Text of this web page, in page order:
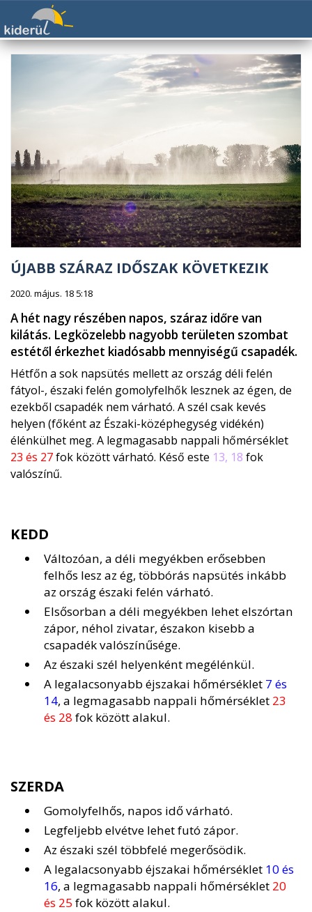
ÚJABB SZÁRAZ IDŐSZAK KÖVETKEZIK
2020. május. 18 5:18
A hét nagy részében napos, száraz időre van
kilátás. Legközelebb nagyobb területen szombat
estétől érkezhet kiadósabb mennyiségű csapadék.
Hétfőn a sok napsütés mellett az ország déli felén
fátyol-, északi felén gomolyfelhők lesznek az égen, de
ezekből csapadék nem várható. A szél csak kevés
helyen (főként az Északi-középhegység vidékén)
élénkülhet meg. A legmagasabb nappali hőmérséklet
23 és 27fok között várható. Késő este 13, 18 fok
valószínű.
KEDD
Változóan, a déli megyékben erősebben
felhős lesz az ég, többórás napsütés inkább
az ország északi felén várható.
Elsősorban a déli megyékben lehet elszórtan
zápor, néhol zivatar, északon kisebb a
csapadék valószínűsége.
Az északi szél helyenként megélénkül.
A legalacsonyabb éjszakai hőmérséklet 7 és
14, a legmagasabb nappali hőmérséklet 23
és 28 fok között alakul.
SZERDA
Gomolyfelhős, napos idő várható.
Legfeljebb elvétve lehet futó zápor.
Az északi szél többfelé megerősödik.
A legalacsonyabb éjszakai hőmérséklet 10 és
16, a legmagasabb nappali hőmérséklet 20
és 25 fok között alakul.